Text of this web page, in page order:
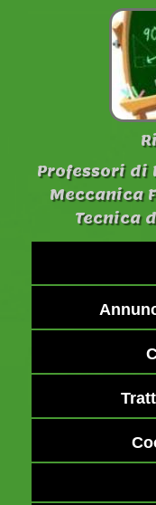
Professori
Meccanica
Tecnica